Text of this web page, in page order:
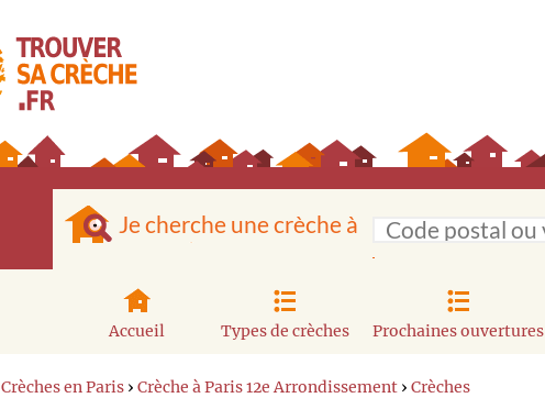
Je cherche une crèche à
Accueil Types de crèches Prochaines ouvertures
Crèches en Paris › Crèche à Paris 12e Arrondissement › Crèches